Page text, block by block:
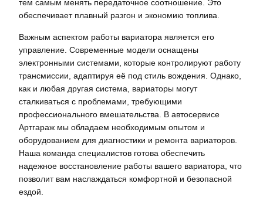
тем самым менять передаточное соотношение. Это
обеспечивает плавный разгон и экономию топлива.
Важным аспектом работы вариатора является его
управление. Современные модели оснащены
электронными системами, которые контролируют работу
трансмиссии, адаптируя её под стиль вождения. Однако,
как и любая другая система, вариаторы могут
сталкиваться с проблемами, требующими
профессионального вмешательства. В автосервисе
Артгараж мы обладаем необходимым опытом и
оборудованием для диагностики и ремонта вариаторов.
Наша команда специалистов готова обеспечить
надежное восстановление работы вашего вариатора, что
позволит вам наслаждаться комфортной и безопасной
ездой.